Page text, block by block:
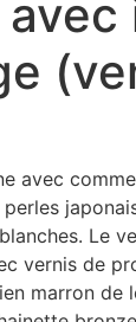
avec
Le
vernis de
marron de